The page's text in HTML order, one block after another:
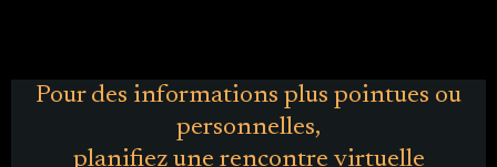
Pour des informations plus pointues ou
personnelles,
planifiez une rencontre virtuelle